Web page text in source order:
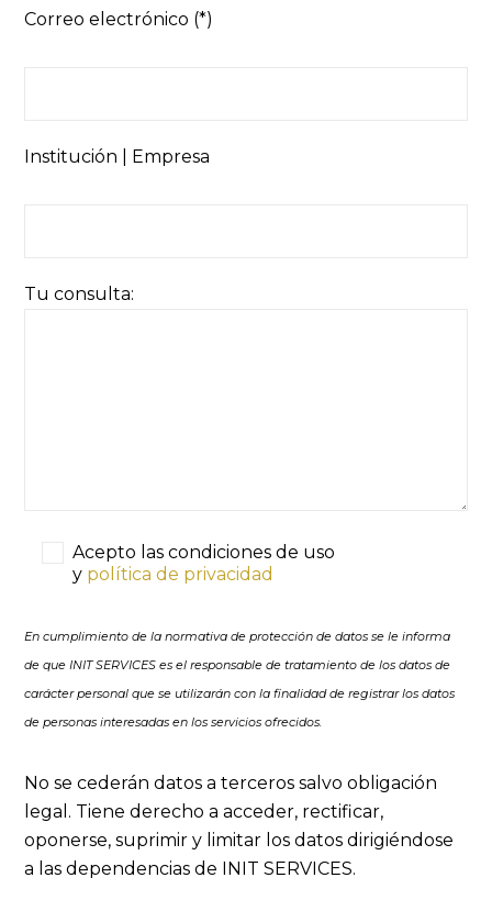
Correo electrónico (*)
Institución | Empresa
Tu consulta:
Acepto las condiciones de uso
y política de privacidad
En cumplimiento de la normativa de protección de datos se le informa
de que INIT SERVICES es el responsable de tratamiento de los datos de
carácter personal que se utilizarán con la finalidad de registrar los datos
de personas interesadas en los servicios ofrecidos.
No se cederán datos a terceros salvo obligación
legal. Tiene derecho a acceder, rectificar,
oponerse, suprimir y limitar los datos dirigiéndose
a las dependencias de INIT SERVICES.